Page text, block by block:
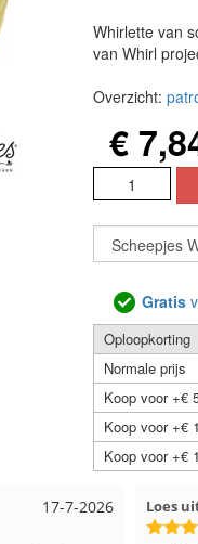
Whirlette van
van Whirl
Overzicht:
€
Gratis
Oploopkorting
Normale prijs
Koop voor +€
Koop voor +€
Koop voor +€
17-7-2026 Loes uit